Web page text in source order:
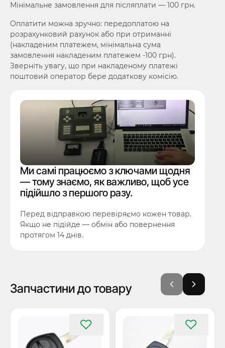
Мінімальне замовлення для післяплати — 100 грн.
Оплатити можна зручно: передоплатою на
розрахунковий рахунок або при отриманні
(накладеним платежем, мінімальна сума
замовлення накладеним платежем -100 грн).
Зверніть увагу, що при накладеному платежі
поштовий оператор бере додаткову комісію.
Ми самі працюємо з ключами щодня
— тому знаємо, як важливо, щоб усе
підійшло з першого разу.
Перед відправкою перевіряємо кожен товар.
Якщо не підійде — обмін або повернення
протягом 14 днів.
Запчастини до товару